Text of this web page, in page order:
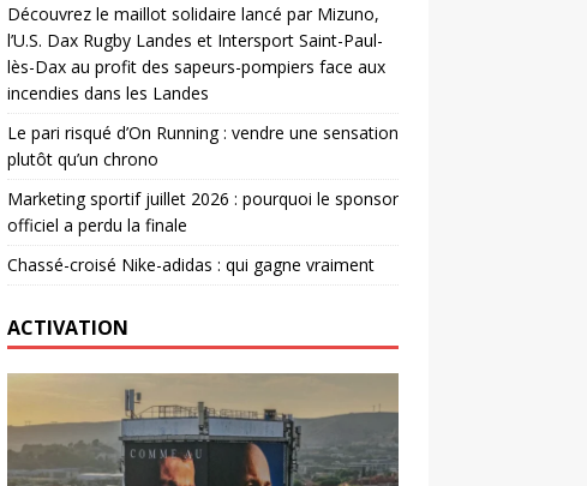
Découvrez le maillot solidaire lancé par Mizuno,
l’U.S. Dax Rugby Landes et Intersport Saint-Paul-
lès-Dax au profit des sapeurs-pompiers face aux
incendies dans les Landes
Le pari risqué d’On Running : vendre une sensation
plutôt qu’un chrono
Marketing sportif juillet 2026 : pourquoi le sponsor
officiel a perdu la finale
Chassé-croisé Nike-adidas : qui gagne vraiment
ACTIVATION